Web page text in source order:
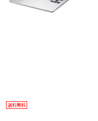
送料無料